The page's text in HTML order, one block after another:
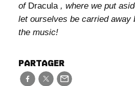
of Dracula, where we put
let ourselves be carried away
the music!
PARTAGER